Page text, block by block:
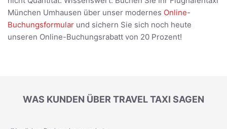
München Umhausen über unser modernes Online-
Buchungsformular und sichern Sie sich noch heute
unseren Online-Buchungsrabatt von 20 Prozent!
WAS KUNDEN ÜBER TRAVEL TAXI SAGEN